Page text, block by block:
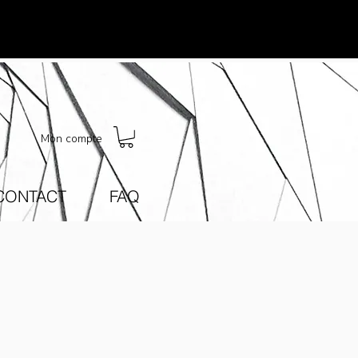
Mon compte
FAQ